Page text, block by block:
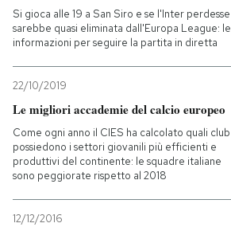
Si gioca alle 19 a San Siro e se l'Inter perdesse
sarebbe quasi eliminata dall'Europa League: le
informazioni per seguire la partita in diretta
22/10/2019
Le migliori accademie del calcio europeo
Come ogni anno il CIES ha calcolato quali club
possiedono i settori giovanili più efficienti e
produttivi del continente: le squadre italiane
sono peggiorate rispetto al 2018
12/12/2016